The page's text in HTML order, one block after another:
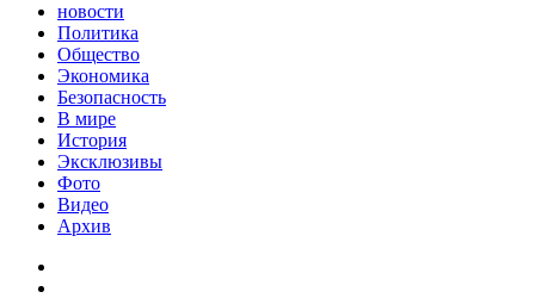
новости
Политика
Общество
Экономика
Безопасность
В мире
История
Эксклюзивы
Фото
Видео
Архив